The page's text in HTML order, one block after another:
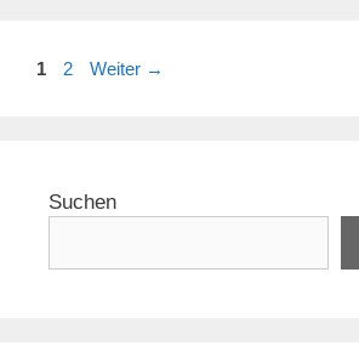
Seite
1 Seite
2 Weiter →
Suchen